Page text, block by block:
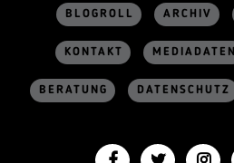
BLOGROLL ARCHIV
KONTAKT MEDIADATEN
BERATUNG DATENSCHUTZ